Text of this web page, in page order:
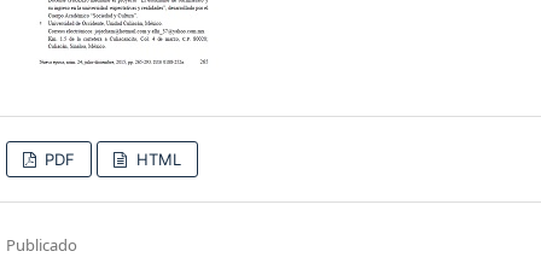
PDF HTML
Publicado